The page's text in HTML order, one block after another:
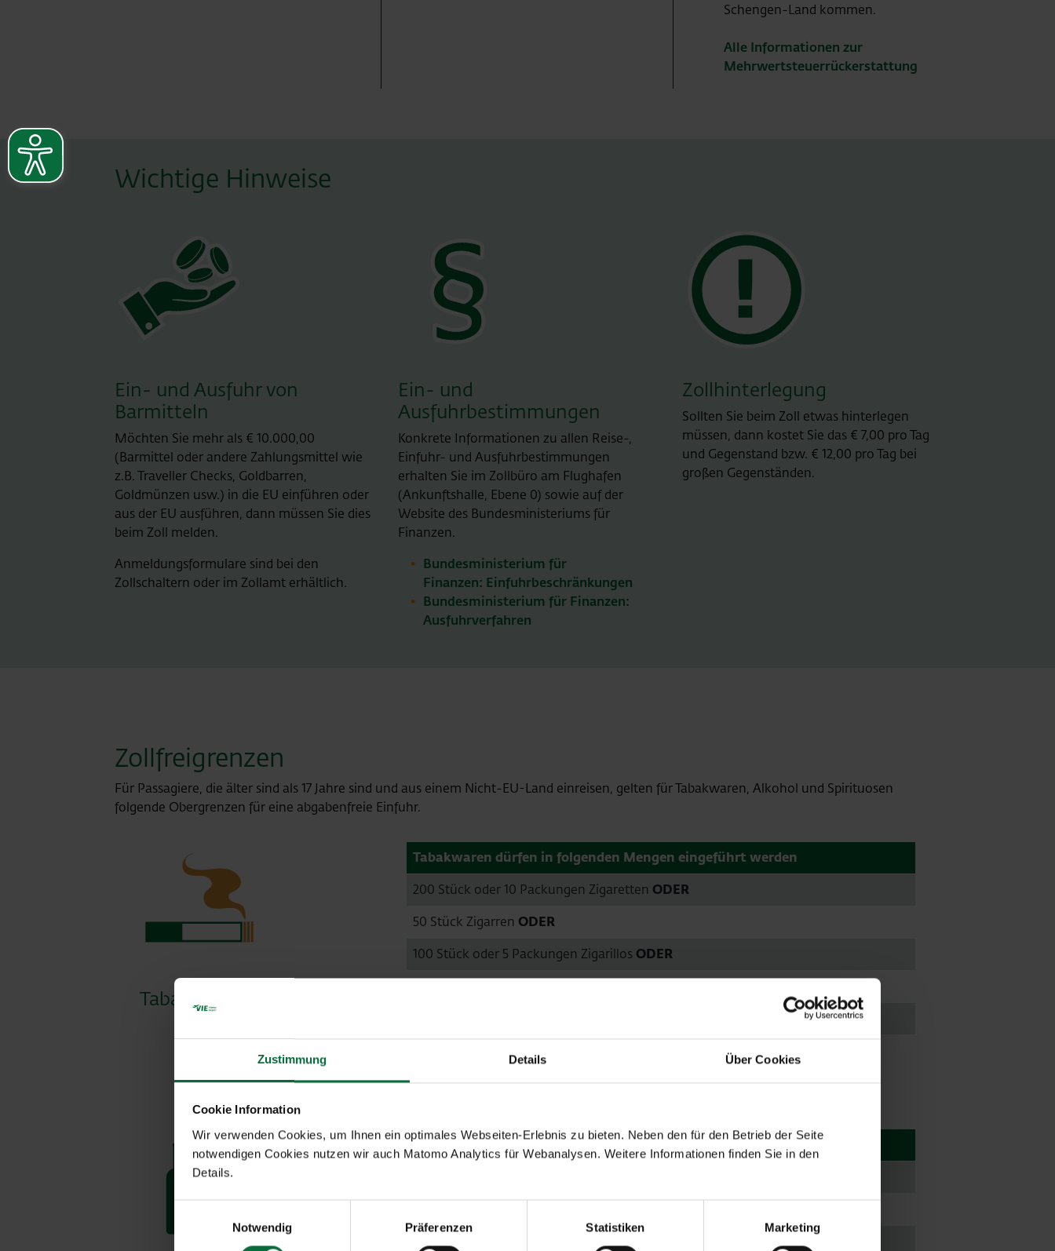
Zustimmung Details Über Cookies
Cookie Information
Wir verwenden Cookies, um Ihnen ein optimales Webseiten-Erlebnis zu bieten. Neben den für den Betrieb der Seite
notwendigen Cookies nutzen wir auch Matomo Analytics für Webanalysen. Weitere Informationen finden Sie in den
Details.
Notwendig
Präferenzen Statistiken Marketing
Schengen-Land kommen.
Alle Informationen zur
Mehrwertsteuerrückerstattung
Wichtige Hinweise
Ein- und Ausfuhr von
Barmitteln
Möchten Sie mehr als € 10.000,00
(Barmittel oder andere Zahlungsmittel wie
z.B. Traveller Checks, Goldbarren,
Goldmünzen usw.) in die EU einführen oder
aus der EU ausführen, dann müssen Sie dies
beim Zoll melden.
Anmeldungsformulare sind bei den
Zollschaltern oder im Zollamt erhältlich.
Ein- und
Ausfuhrbestimmungen
Konkrete Informationen zu allen Reise-,
Einfuhr- und Ausfuhrbestimmungen
erhalten Sie im Zollbüro am Flughafen
(Ankunftshalle, Ebene 0) sowie auf der
Website des Bundesministeriums für
Finanzen.
Bundesministerium für
Finanzen: Einfuhrbeschränkungen
Bundesministerium für Finanzen:
Ausfuhrverfahren
Zollhinterlegung
Sollten Sie beim Zoll etwas hinterlegen
müssen, dann kostet Sie das € 7,00 pro Tag
und Gegenstand bzw. € 12,00 pro Tag bei
großen Gegenständen.
Zollfreigrenzen
Für Passagiere, die älter sind als 17 Jahre sind und aus einem Nicht-EU-Land einreisen, gelten für Tabakwaren, Alkohol und Spirituosen
folgende Obergrenzen für eine abgabenfreie Einfuhr.
Tabakwaren
Tabakwaren dürfen in folgenden Mengen eingeführt werden​
200 Stück oder 10 Packungen Zigaretten ODER
50 Stück Zigarren ODER
100 Stück oder 5 Packungen Zigarillos ODER
Alkohol & Spirituosen dürfen in folgenden Mengen eingeführt werden
1 Liter Spirituosen/Aperitif mit mehr als 22% vol. Alkoholgehalt
ODER